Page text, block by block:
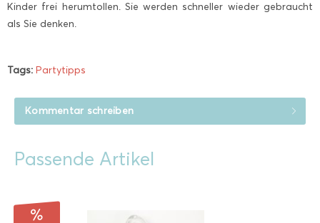
Kinder frei herumtollen. Sie werden schneller wieder gebraucht
als Sie denken.
Tags: Partytipps
Kommentar schreiben
Passende Artikel